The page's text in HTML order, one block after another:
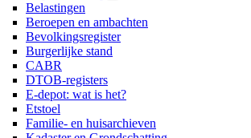
Belastingen
Beroepen en ambachten
Bevolkingsregister
Burgerlijke stand
CABR
DTOB-registers
E-depot: wat is het?
Etstoel
Familie- en huisarchieven